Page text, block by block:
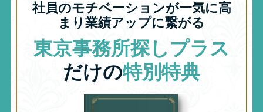
社員のモチベーションが一気に高
まり業績アップに繋がる
東京事務所探しプラス
だけの特別特典